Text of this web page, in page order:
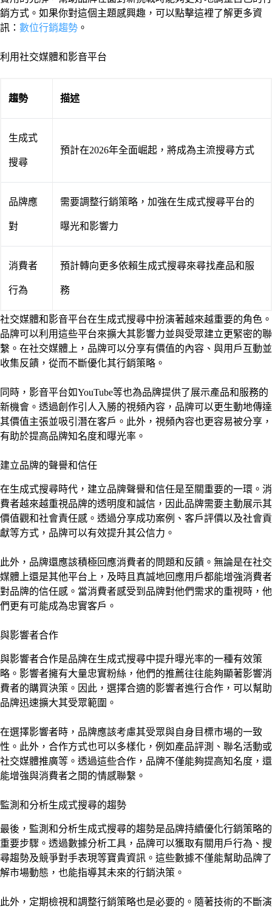
銷方式。如果你對這個主題感興趣，可以點擊這裡了解更多資
訊： 數位行銷趨勢 。
利用社交媒體和影音平台
趨勢 描述
生成式
搜尋
預計在2026年全面崛起，將成為主流搜尋方式
品牌應
對
需要調整行銷策略，加強在生成式搜尋平台的
曝光和影響力
消費者
行為
預計轉向更多依賴生成式搜尋來尋找產品和服
務
社交媒體和影音平台在生成式搜尋中扮演著越來越重要的角色。
品牌可以利用這些平台來擴大其影響力並與受眾建立更緊密的聯
繫。在社交媒體上，品牌可以分享有價值的內容、與用戶互動並
收集反饋，從而不斷優化其行銷策略。
同時，影音平台如YouTube等也為品牌提供了展示產品和服務的
新機會。透過創作引人入勝的視頻內容，品牌可以更生動地傳達
其價值主張並吸引潛在客戶。此外，視頻內容也更容易被分享，
有助於提高品牌知名度和曝光率。
建立品牌的聲譽和信任
在生成式搜尋時代，建立品牌聲譽和信任是至關重要的一環。消
費者越來越重視品牌的透明度和誠信，因此品牌需要主動展示其
價值觀和社會責任感。透過分享成功案例、客戶評價以及社會貢
獻等方式，品牌可以有效提升其公信力。
此外，品牌還應該積極回應消費者的問題和反饋。無論是在社交
媒體上還是其他平台上，及時且真誠地回應用戶都能增強消費者
對品牌的信任感。當消費者感受到品牌對他們需求的重視時，他
們更有可能成為忠實客戶。
與影響者合作
與影響者合作是品牌在生成式搜尋中提升曝光率的一種有效策
略。影響者擁有大量忠實粉絲，他們的推薦往往能夠顯著影響消
費者的購買決策。因此，選擇合適的影響者進行合作，可以幫助
品牌迅速擴大其受眾範圍。
在選擇影響者時，品牌應該考慮其受眾與自身目標市場的一致
性。此外，合作方式也可以多樣化，例如產品評測、聯名活動或
社交媒體推廣等。透過這些合作，品牌不僅能夠提高知名度，還
能增強與消費者之間的情感聯繫。
監測和分析生成式搜尋的趨勢
最後，監測和分析生成式搜尋的趨勢是品牌持續優化行銷策略的
重要步驟。透過數據分析工具，品牌可以獲取有關用戶行為、搜
尋趨勢及競爭對手表現等寶貴資訊。這些數據不僅能幫助品牌了
解市場動態，也能指導其未來的行銷決策。
此外，定期檢視和調整行銷策略也是必要的。隨著技術的不斷演